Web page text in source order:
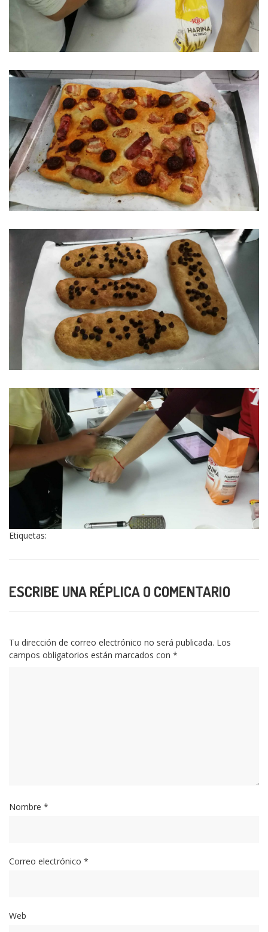
Etiquetas:
ESCRIBE UNA RÉPLICA O COMENTARIO
Tu dirección de correo electrónico no será publicada. Los
campos obligatorios están marcados con *
Nombre *
Correo electrónico *
Web